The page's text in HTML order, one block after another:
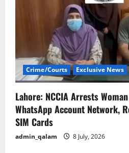
i
o
n
Crime/Courts Exclusive News
Lahore: NCCIA Arrests
WhatsApp Account Network,
SIM Cards
admin_qalam 8 July, 2026